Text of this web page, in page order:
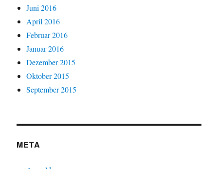
Juni 2016
April 2016
Februar 2016
Januar 2016
Dezember 2015
Oktober 2015
September 2015
META